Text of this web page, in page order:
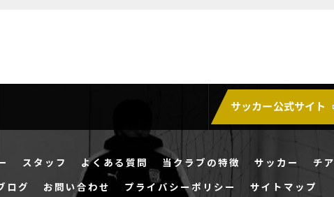
サッカー公式サイト
スタッフ よくある質問 当クラブの特徴 サッカー チア
ログ お問い合わせ プライバシーポリシー サイトマップ